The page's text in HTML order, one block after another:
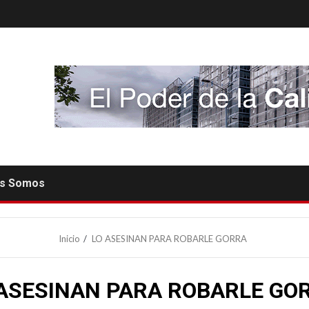
Somos
Inicio LO ASESINAN PARA ROBARLE GORRA
PARA ROBARLE